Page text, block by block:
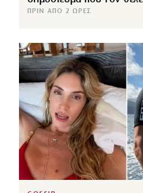
ΠΡΙΝ ΑΠΌ 2 ΏΡΕΣ